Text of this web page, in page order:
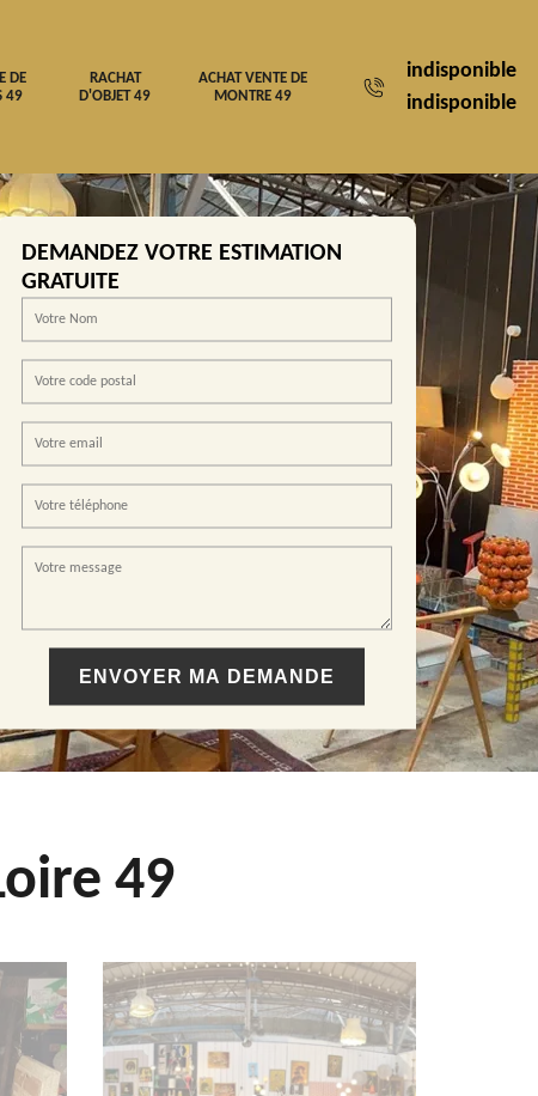
DE
49
RACHAT
D'OBJET 49
ACHAT VENTE DE
MONTRE 49
indisponible
indisponible
DEMANDEZ VOTRE ESTIMATION
GRATUITE
49